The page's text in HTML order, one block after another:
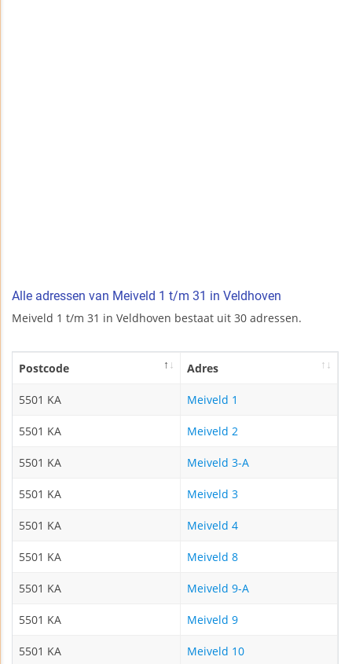
Alle adressen van Meiveld 1 t/m 31 in Veldhoven
Meiveld 1 t/m 31 in Veldhoven bestaat uit 30 adressen.
Postcode Adres
5501 KA Meiveld 1
5501 KA Meiveld 2
5501 KA Meiveld 3-A
5501 KA Meiveld 3
5501 KA Meiveld 4
5501 KA Meiveld 8
5501 KA Meiveld 9-A
5501 KA Meiveld 9
5501 KA Meiveld 10